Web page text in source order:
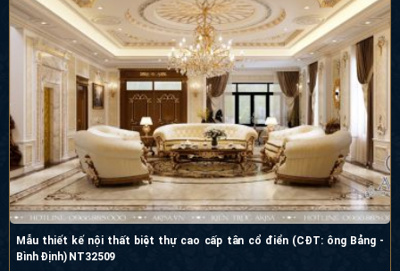
Mẫu thiết kế nội thất biệt thự cao cấp tân cổ điển (CĐT: ông Bảng -
Bình Định) NT32509